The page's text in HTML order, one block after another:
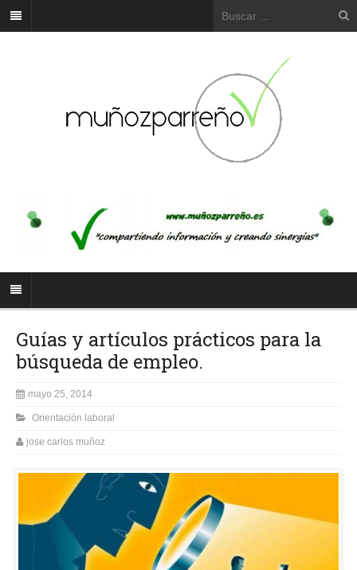
Guías y artículos prácticos para la
búsqueda de empleo.
mayo 25, 2014
Orientación laboral
jose carlos muñoz